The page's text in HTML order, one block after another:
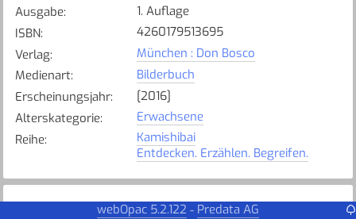
Ausgabe:
1. Auflage
ISBN:
4260179513695
Verlag:
München : Don Bosco
Medienart:
Bilderbuch
Erscheinungsjahr:
[2016]
Alterskategorie:
Erwachsene
Reihe:
Kamishibai
Entdecken. Erzählen. Begreifen.
webOpac 5.2.122 - Predata AG